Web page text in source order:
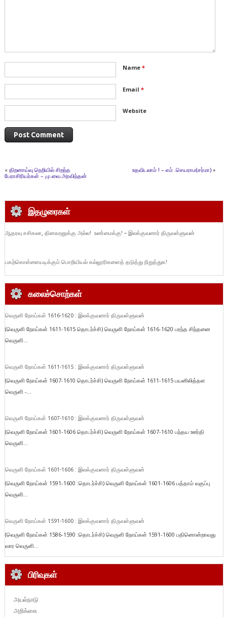
Name *
Email *
Website
« திறனாய்வு நெறியில் சிறந்த
பேராசிரியர்கள் – மு.வை.அரவிந்தன்
உதவிடலாம் ! – எம் .செயராம(சர்மா) »
இதழுரைகள்
ஆதரவு சசிகலா, தினகரனுக்கு அல்ல! உண்மைக்கு! – இலக்குவனார் திருவள்ளுவன்
பகற்கொள்ளையடிக்கும் பொறியியல் கல்லூரிகளைத் தடுத்து நிறுத்துக!
கலைச்சொற்கள்
வெருளி நோய்கள் 1616-1620 : இலக்குவனார் திருவள்ளுவன்
(வெருளி நோய்கள் 1611-1615 தொடர்ச்சி) வெருளி நோய்கள் 1616-1620 பரந்த சிந்தனை
வெருளி...
வெருளி நோய்கள் 1611-1615 : இலக்குவனார் திருவள்ளுவன்
(வெருளி நோய்கள் 1607-1610 தொடர்ச்சி) வெருளி நோய்கள் 1611-1615 பயனிலித்தள
வெருளி -...
வெருளி நோய்கள் 1607-1610 : இலக்குவனார் திருவள்ளுவன்
(வெருளி நோய்கள் 1601-1606 தொடர்ச்சி) வெருளி நோய்கள் 1607-1610 பந்தய ஊர்தி
வெருளி...
வெருளி நோய்கள் 1601-1606 : இலக்குவனார் திருவள்ளுவன்
(வெருளி நோய்கள் 1591-1600 :தொடர்ச்சி) வெருளி நோய்கள் 1601-1606 பத்தாம் வகுப்பு
வெருளி...
வெருளி நோய்கள் 1591-1600 : இலக்குவனார் திருவள்ளுவன்
(வெருளி நோய்கள் 1586-1590 :தொடர்ச்சி) வெருளி நோய்கள் 1591-1600 பதினொன்றாவது
வார வெருளி...
பிரிவுகள்
அயல்நாடு
அறிக்கை